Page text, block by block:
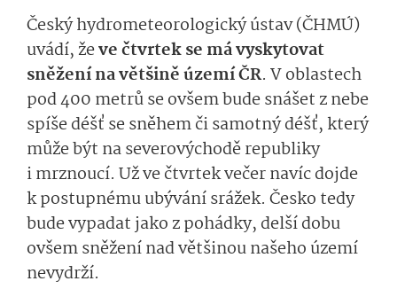
Český hydrometeorologický ústav (ČHMÚ)
uvádí, ževe čtvrtek se má vyskytovat
sněžení na většině území ČR. V oblastech
pod 400 metrů se ovšem bude snášet z nebe
spíše déšť se sněhem či samotný déšť, který
může být na severovýchodě republiky
i mrznoucí. Už ve čtvrtek večer navíc dojde
k postupnému ubývání srážek. Česko tedy
bude vypadat jako z pohádky, delší dobu
ovšem sněžení nad většinou našeho území
nevydrží.